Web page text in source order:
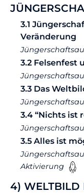
3.1
Veränderung
3.2 Felsenfest
3.3 Das
3.4 “Nichts ist
3.5 Alles ist
Aktivierung
4) WELTBILD